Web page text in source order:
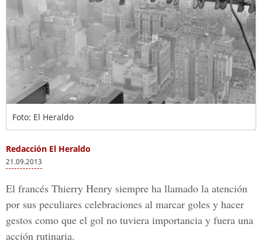
Foto: El Heraldo
Redacción El Heraldo
21.09.2013
El francés Thierry Henry siempre ha llamado la atención
por sus peculiares celebraciones al marcar goles y hacer
gestos como que el gol no tuviera importancia y fuera una
acción rutinaria.